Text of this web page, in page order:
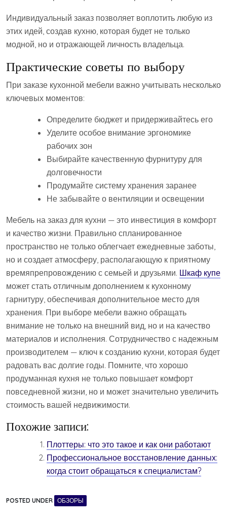
Индивидуальный заказ позволяет воплотить любую из
этих идей, создав кухню, которая будет не только
модной, но и отражающей личность владельца.
Практические советы по выбору
При заказе кухонной мебели важно учитывать несколько
ключевых моментов:
Определите бюджет и придерживайтесь его
Уделите особое внимание эргономике
рабочих зон
Выбирайте качественную фурнитуру для
долговечности
Продумайте систему хранения заранее
Не забывайте о вентиляции и освещении
Мебель на заказ для кухни — это инвестиция в комфорт
и качество жизни. Правильно спланированное
пространство не только облегчает ежедневные заботы,
но и создает атмосферу, располагающую к приятному
времяпрепровождению с семьей и друзьями. Шкаф купе
может стать отличным дополнением к кухонному
гарнитуру, обеспечивая дополнительное место для
хранения. При выборе мебели важно обращать
внимание не только на внешний вид, но и на качество
материалов и исполнения. Сотрудничество с надежным
производителем — ключ к созданию кухни, которая будет
радовать вас долгие годы. Помните, что хорошо
продуманная кухня не только повышает комфорт
повседневной жизни, но и может значительно увеличить
стоимость вашей недвижимости.
Похожие записи:
Плоттеры: что это такое и как они работают
Профессиональное восстановление данных:
когда стоит обращаться к специалистам?
POSTED UNDER ОБЗОРЫ